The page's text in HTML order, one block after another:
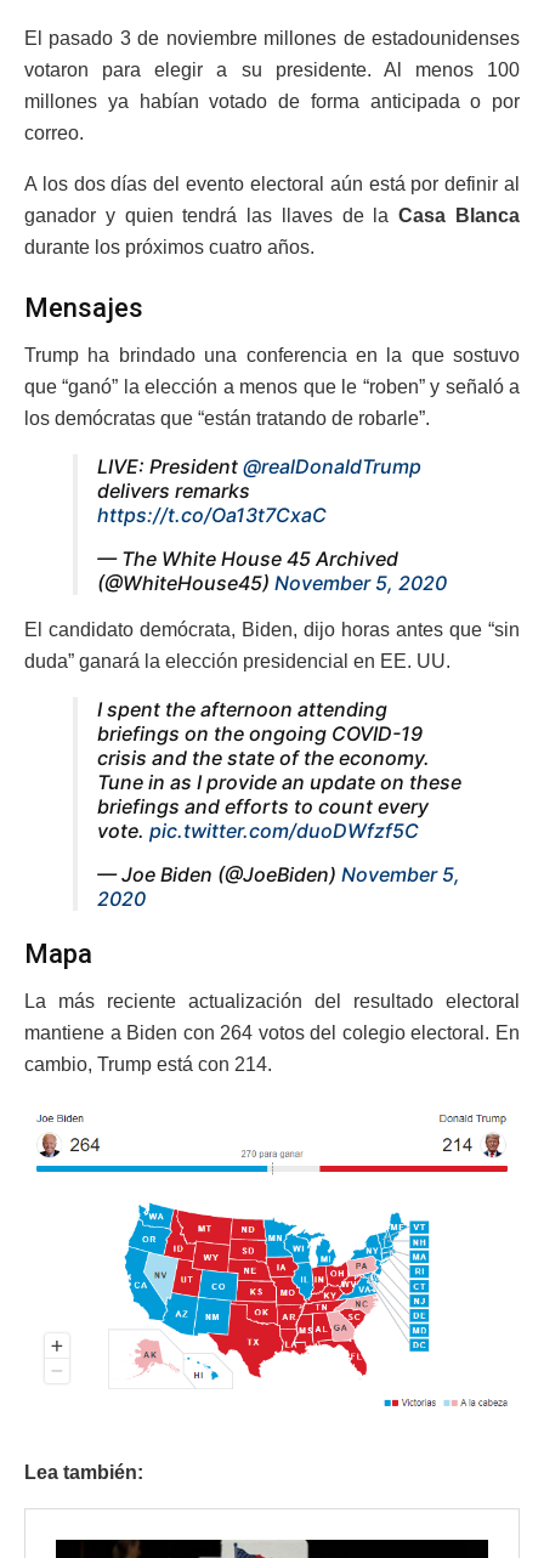
El pasado 3 de noviembre millones de estadounidenses
votaron para elegir a su presidente. Al menos 100
millones ya habían votado de forma anticipada o por
correo.
A los dos días del evento electoral aún está por definir al
ganador y quien tendrá las llaves de laCasa Blanca
durante los próximos cuatro años.
Mensajes
Trump ha brindado una conferencia en la que sostuvo
que “ganó” la elección a menos que le “roben” y señaló a
los demócratas que “están tratando de robarle”.
LIVE: President @realDonaldTrump
delivers remarks
https://t.co/Oa13t7CxaC
— The White House 45 Archived
(@WhiteHouse45) November 5, 2020
El candidato demócrata, Biden, dijo horas antes que “sin
duda” ganará la elección presidencial en EE. UU.
I spent the afternoon attending
briefings on the ongoing COVID-19
crisis and the state of the economy.
Tune in as I provide an update on these
briefings and efforts to count every
vote. pic.twitter.com/duoDWfzf5C
— Joe Biden (@JoeBiden) November 5,
2020
Mapa
La más reciente actualización del resultado electoral
mantiene a Biden con 264 votos del colegio electoral. En
cambio, Trump está con 214.
Lea también: